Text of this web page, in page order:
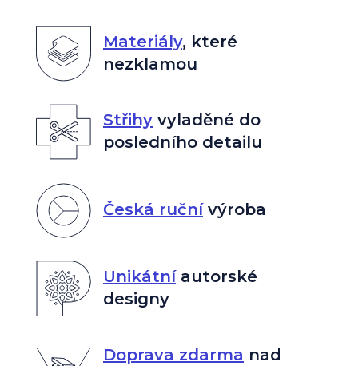
Materiály, které
nezklamou
Střihyvyladěné do
posledního detailu
Česká ručnívýroba
Unikátníautorské
designy
Doprava zdarma nad